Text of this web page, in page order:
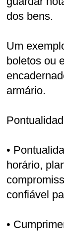
dos bens.
Um
boletos ou
armário.
•
horário,
confiável
•